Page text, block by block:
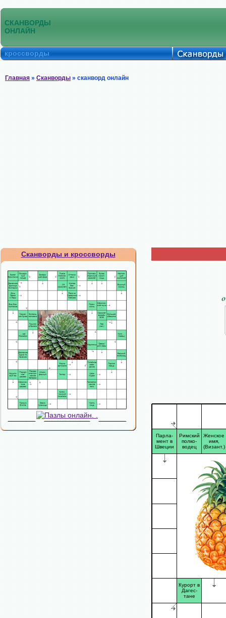
СКАНВОРДЫ
ОНЛАЙН
кроссворды
Главная » Сканворды » сканворд онлайн
Сканворды и кроссворды
Парла-
мент в
Швеции
Римский
полко-
водец
Женское
имя,
(Визант.)
Курорт в
Дагес-
тане